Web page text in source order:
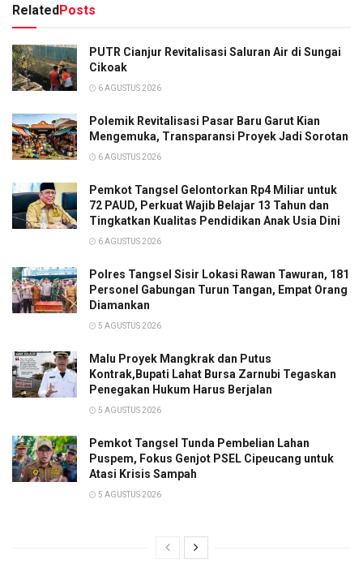
Related Posts
PUTR Cianjur Revitalisasi Saluran Air di Sungai
Cikoak
6 AGUSTUS 2026
Polemik Revitalisasi Pasar Baru Garut Kian
Mengemuka, Transparansi Proyek Jadi Sorotan
6 AGUSTUS 2026
Pemkot Tangsel Gelontorkan Rp4 Miliar untuk
72 PAUD, Perkuat Wajib Belajar 13 Tahun dan
Tingkatkan Kualitas Pendidikan Anak Usia Dini
6 AGUSTUS 2026
Polres Tangsel Sisir Lokasi Rawan Tawuran, 181
Personel Gabungan Turun Tangan, Empat Orang
Diamankan
5 AGUSTUS 2026
Malu Proyek Mangkrak dan Putus
Kontrak,Bupati Lahat Bursa Zarnubi Tegaskan
Penegakan Hukum Harus Berjalan
5 AGUSTUS 2026
Pemkot Tangsel Tunda Pembelian Lahan
Puspem, Fokus Genjot PSEL Cipeucang untuk
Atasi Krisis Sampah
5 AGUSTUS 2026